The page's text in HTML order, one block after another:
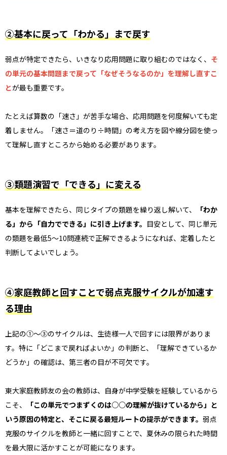
②基本に戻って「わかる」まで戻す
弱点が特定できたら、いきなり応用問題に取り組むのではなく、 そ
の単元の基本問題まで戻って「なぜそうなるのか」を理解し直すこ
とが最も重要です。
たとえば算数の「速さ」が苦手な場合、応用問題を何度解いても定
着しません。「速さ＝道のり÷時間」の考え方を図や線分図を使っ
て理解し直すところから始める必要があります。
③類題演習で「できる」に変える
基本を理解できたら、同じタイプの類題を繰り返し解いて、
「わか
る」から「自力でできる」に引き上げます。 目安として、同じ単元
の類題を最低5〜10問連続で正解できるようになれば、定着したと
判断してよいでしょう。
④家庭教師と回すことで弱点克服サイクルが加速す
る理由
上記の①〜③のサイクルは、生徒様一人で回すには限界がありま
す。特に「どこまで戻ればよいか」の判断と、「理解できているか
どうか」の確認は、第三者の目が不可欠です。
東大家庭教師友の会の教師は、自身が中学受験を経験しているから
こそ、
「この単元でつまずくのは○○の理解が抜けているから」と
いう原因の特定と、そこに戻る最短ルートの提示ができます。 弱点
克服のサイクルを教師と一緒に回すことで、夏休みの限られた時間
を最大限に活かすことが可能になります。